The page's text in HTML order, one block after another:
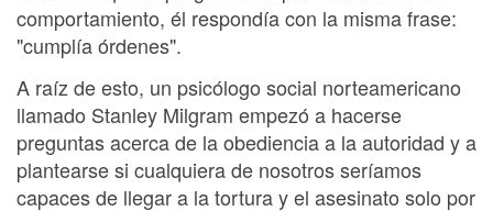
comportamiento, él respondía con la misma frase:
"cumplía órdenes".
A raíz de esto, un psicólogo social norteamericano
llamado Stanley Milgram empezó a hacerse
preguntas acerca de la obediencia a la autoridad y a
plantearse si cualquiera de nosotros seríamos
capaces de llegar a la tortura y el asesinato solo por